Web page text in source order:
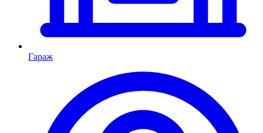
Гараж